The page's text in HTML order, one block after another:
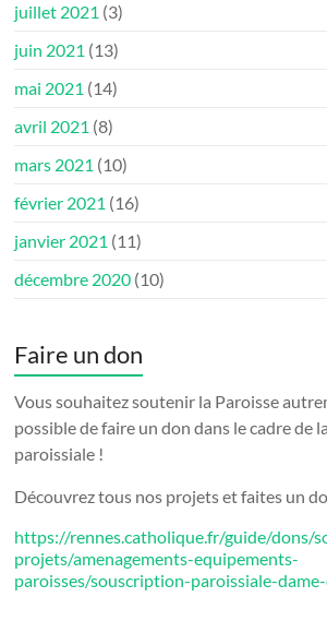
juillet 2021 (3)
juin 2021 (13)
mai 2021 (14)
avril 2021 (8)
mars 2021 (10)
février 2021 (16)
janvier 2021 (11)
décembre 2020 (10)
Faire un don
Vous souhaitez soutenir la Paroisse
possible de faire un don dans le cadre de
paroissiale !
Découvrez tous nos projets et faites un
https://rennes.catholique.fr/guide/dons/
projets/amenagements-equipements-
paroisses/souscription-paroissiale-